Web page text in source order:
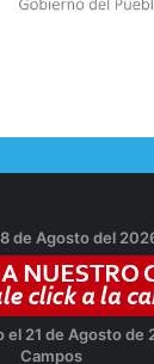
de Agosto del
el 21 de Agosto de
Campos